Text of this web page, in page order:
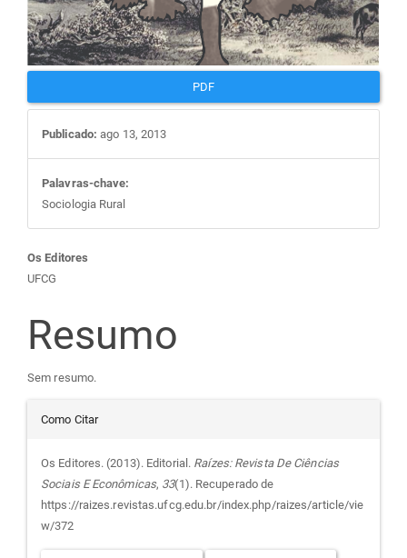
PDF
Publicado: ago 13, 2013
Palavras-chave:
Sociologia Rural
Conteúdo
do
artigo
principal
Os Editores
UFCG
Resumo
Sem resumo.
Detalhes
do
artigo
Como Citar
Os Editores. (2013). Editorial. Raízes: Revista De Ciências
Sociais E Econômicas, 33(1). Recuperado de
https://raizes.revistas.ufcg.edu.br/index.php/raizes/article/vie
w/372